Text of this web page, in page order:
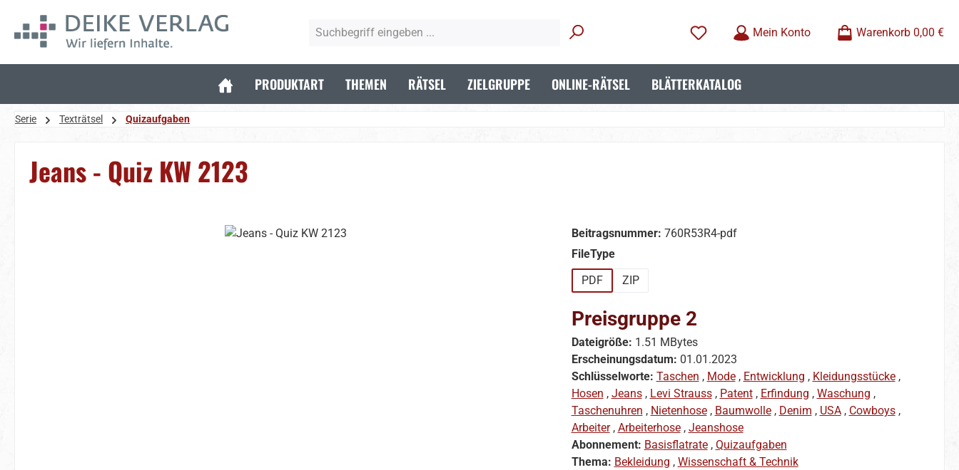
Hauptinhalt springen
Zur Suche springen
Zur Hauptnavigation springen
Mein Konto
Warenkorb 0,00 €
PRODUKTART THEMEN RÄTSEL ZIELGRUPPE ONLINE-RÄTSEL BLÄTTERKATALOG
Serie Texträtsel Quizaufgaben
Jeans - Quiz KW 2123
Beitragsnummer: 760R53R4-pdf
FileTypeauswählen
PDF
ZIP
Preisgruppe 2
Dateigröße: 1.51 MBytes
Erscheinungsdatum: 01.01.2023
Schlüsselworte: Taschen , Mode, Entwicklung , Kleidungsstücke,
Hosen , Jeans, Levi Strauss, Patent, Erfindung , Waschung ,
Taschenuhren , Nietenhose, Baumwolle, Denim , USA, Cowboys,
Arbeiter, Arbeiterhose, Jeanshose
Abonnement: Basisflatrate, Quizaufgaben
Thema: Bekleidung , Wissenschaft & Technik